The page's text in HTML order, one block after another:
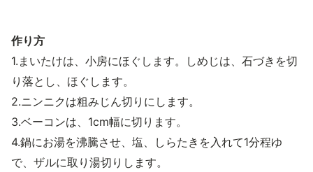
作り方
1.まいたけは、小房にほぐします。しめじは、石づきを切
り落とし、ほぐします。
2.ニンニクは粗みじん切りにします。
3.ベーコンは、1cm幅に切ります。
4.鍋にお湯を沸騰させ、塩、しらたきを入れて1分程ゆ
で、ザルに取り湯切りします。